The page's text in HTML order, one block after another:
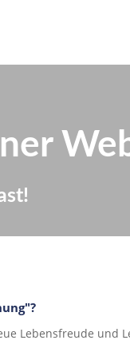
Lebensfreude und